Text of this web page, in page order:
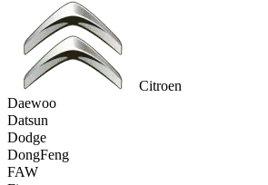
Citroen
Daewoo
Datsun
Dodge
DongFeng
FAW